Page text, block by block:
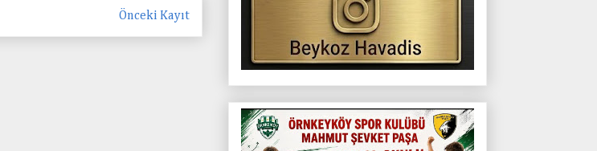
Önceki Kayıt